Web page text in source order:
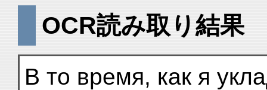
OCR読み取り結果
В то время, как я